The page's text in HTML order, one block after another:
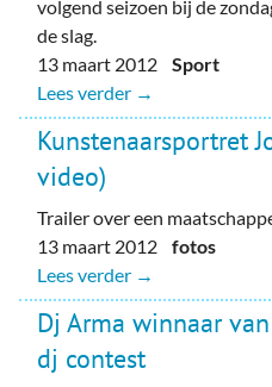
volgend seizoen bij de
de slag.
13 maart 2012Sport
Lees verder →
Kunstenaarsportret
video)
Trailer over een
13 maart 2012fotos
Lees verder →
Dj Arma winnaar
dj contest